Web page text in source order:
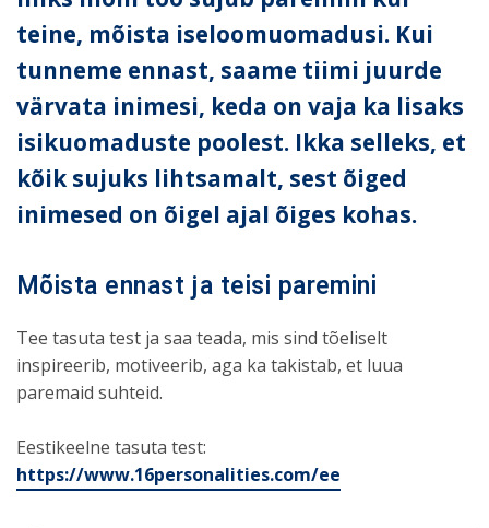
teine, mõista iseloomuomadusi. Kui
tunneme ennast, saame tiimi juurde
värvata inimesi, keda on vaja ka lisaks
isikuomaduste poolest. Ikka selleks, et
kõik sujuks lihtsamalt, sest õiged
inimesed on õigel ajal õiges kohas.
Mõista ennast ja teisi paremini
Tee tasuta test ja saa teada, mis sind tõeliselt
inspireerib, motiveerib, aga ka takistab, et luua
paremaid suhteid.
Eestikeelne tasuta test:
https://www.16personalities.com/ee